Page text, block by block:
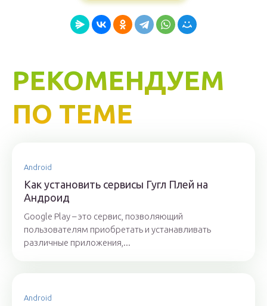
РЕКОМЕНДУЕМ
ПО ТЕМЕ
Android
Как установить сервисы Гугл Плей на
Андроид
Google Play – это сервис, позволяющий
пользователям приобретать и устанавливать
различные приложения,...
Android